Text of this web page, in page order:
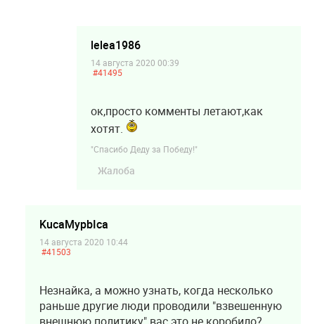
lelea1986
14 августа 2020 00:39
#41495
ок,просто комменты летают,как
хотят.
"Спасибо Деду за Победу!"
Жалоба
KucaMypbIca
14 августа 2020 10:44
#41503
Незнайка, а можно узнать, когда несколько
раньше другие люди проводили "взвешенную